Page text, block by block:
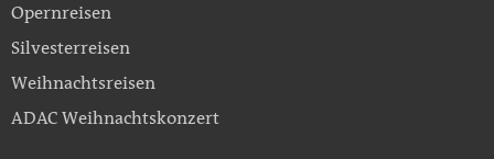
Opernreisen
Silvesterreisen
Weihnachtsreisen
ADAC Weihnachtskonzert